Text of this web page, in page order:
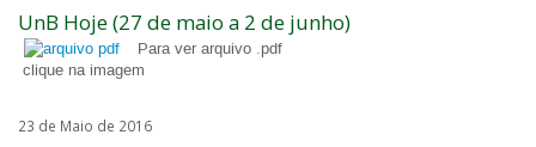
UnB Hoje (27 de maio a 2 de junho)
Para ver arquivo .pdf
clique na imagem
23 de Maio de 2016